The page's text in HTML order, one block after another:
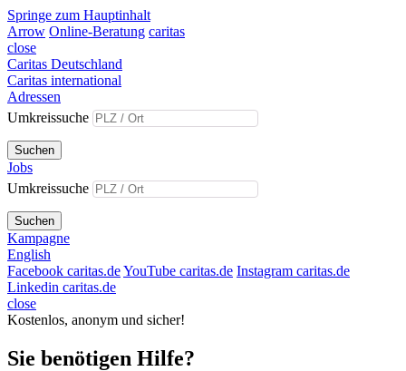
Springe zum Hauptinhalt
Arrow Online-Beratung caritas
close
Caritas Deutschland
Caritas international
Adressen
Umkreissuche
Suchen
Jobs
Umkreissuche
Suchen
Kampagne
English
Facebook caritas.deYouTube caritas.de Instagram caritas.de
Linkedin caritas.de
close
Kostenlos, anonym und sicher!
Sie benötigen Hilfe?